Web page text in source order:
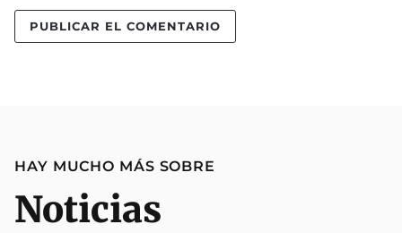
HAY MUCHO MÁS SOBRE
Noticias